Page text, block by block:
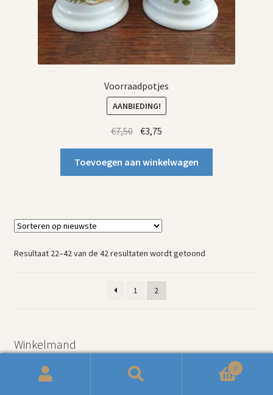
Voorraadpotjes
AANBIEDING!
€7,50 Oorspronkelijke
was:
€7,50.
€3,75
is:
€3,75.
Toevoegen aan winkelwagen
Resultaat 22–42 van de 42 resultaten wordt getoondGesorteerd
1
2
Winkelmand
0